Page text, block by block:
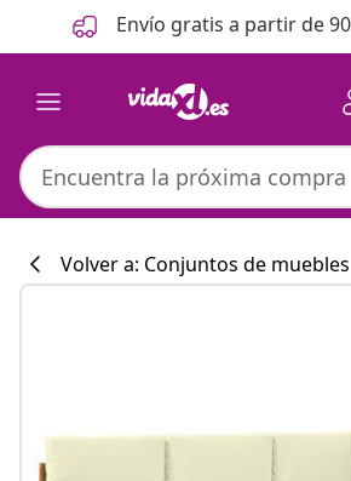
Anterior
Siguiente Envío gratis a partir de
#sharemevidaxl
Volver a: Conjuntos de muebles